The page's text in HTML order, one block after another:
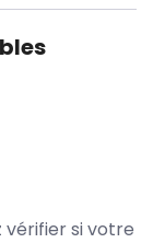
vérifier si votre